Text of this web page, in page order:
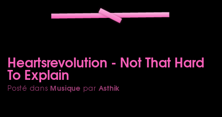
Heartsrevolution - Not That Hard
To Explain
Posté dans Musique par Asthik